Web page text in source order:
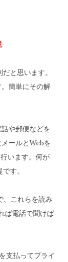
と思います。
簡単にその解
や郵便などを
ールとWebを
います。何が
す。
、これらを読み
ば電話で聞けば
支払ってプライ